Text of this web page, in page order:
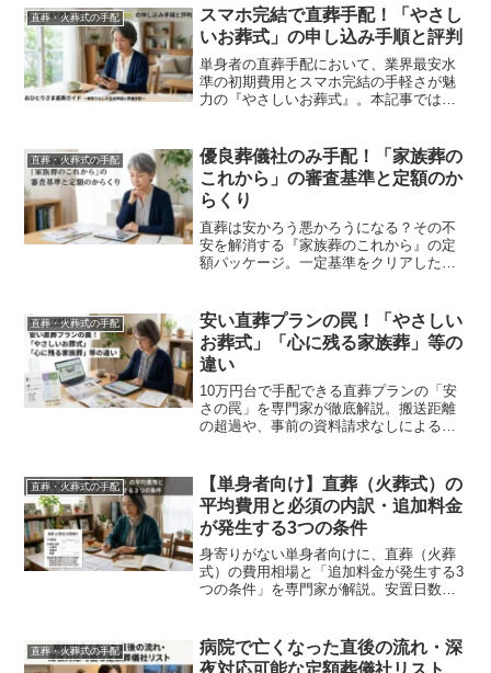
お葬式』等の比較を通じ、安心できる生
前準備の選択肢を提示します。
直葬・火葬式の手配
スマホ完結で直葬手配！「やさし
いお葬式」の申し込み手順と評判
単身者の直葬手配において、業界最安水
準の初期費用とスマホ完結の手軽さが魅
力の『やさしいお葬式』。本記事では、
の漏れを防ぎ、割引価格を確実に適用す
るための無料資料請求の手順を論理的に
解説します。
直葬・火葬式の手配
優良葬儀社のみ手配！「家族葬の
これから」の審査基準と定額のか
らくり
直葬は安かろう悪かろうになる？その不
安を解消する『家族葬のこれから』の定
額パッケージ。一定基準をクリアした優
社と比較し、対応の質と費用を両立させ
るための無料資料請求の手順を論理的に
まとめました。
直葬・火葬式の手配
安い直葬プランの罠！「やさしい
お葬式」「心に残る家族葬」等の
違い
10万円台で手配できる直葬プランの「安
さの罠」を専門家が徹底解説。搬送距離
の超過や、事前の資料請求なしによる高
を比較し、おひとりさまに最適な定額パ
ッケージの選び方をまとめました。
直葬・火葬式の手配
【単身者向け】直葬（火葬式）の
平均費用と必須の内訳・追加料金
が発生する3つの条件
身寄りがない単身者向けに、直葬（火葬
式）の費用相場と「追加料金が発生する3
つの条件」を専門家が解説。安置日数や
す。まずは無料の資料請求で確実な生前
準備を始めましょう。
直葬・火葬式の手配
病院で亡くなった直後の流れ・深